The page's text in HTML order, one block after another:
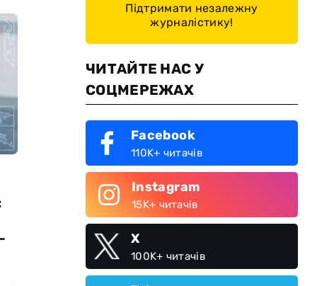
Підтримати незалежну
журналістику!
ЧИТАЙТЕ НАС У
СОЦМЕРЕЖАХ
Facebook
110K+ читачів
Instagram
15K+ читачів
X
100K+ читачів